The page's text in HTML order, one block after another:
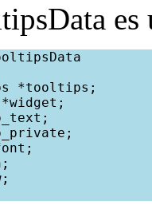
es
*tooltips;